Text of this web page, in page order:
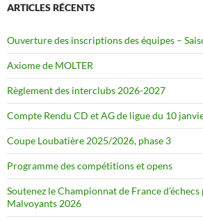
ARTICLES RÉCENTS
Ouverture des inscriptions des équipes –
Axiome de MOLTER
Règlement des interclubs 2026-2027
Compte Rendu CD et AG de ligue du 10
Coupe Loubatière 2025/2026, phase 3
Programme des compétitions et opens
Soutenez le Championnat de France
Malvoyants 2026